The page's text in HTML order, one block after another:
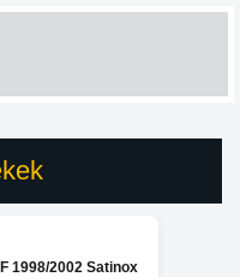
1998/2002 Satinox